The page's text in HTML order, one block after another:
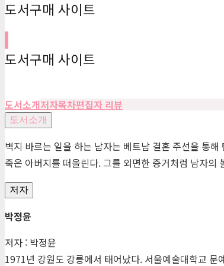
도서구매 사이트
도서구매 사이트
도서소개저자목차편집자 리뷰
도서소개
벽지 바르는 일을 하는 남자는 베트남 결혼 주선을 통
죽은 아버지를 떠올린다. 그를 외면한 증거처럼 남자
저자
박정윤
저자 : 박정윤
1971년 강원도 강릉에서 태어났다. 서울예술대학교